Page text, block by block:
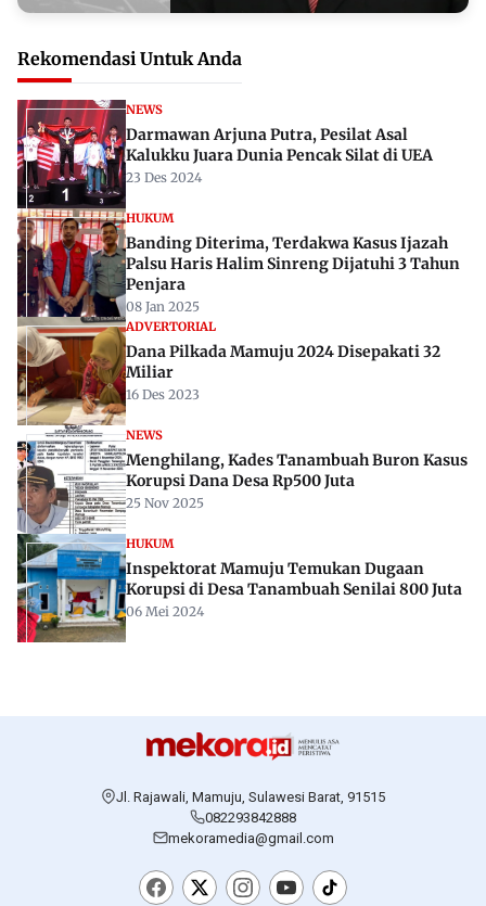
Rekomendasi Untuk Anda
NEWS
Darmawan Arjuna Putra, Pesilat Asal
Kalukku Juara Dunia Pencak Silat di UEA
23 Des 2024
HUKUM
Banding Diterima, Terdakwa Kasus Ijazah
Palsu Haris Halim Sinreng Dijatuhi 3 Tahun
Penjara
08 Jan 2025
ADVERTORIAL
Dana Pilkada Mamuju 2024 Disepakati 32
Miliar
16 Des 2023
NEWS
Menghilang, Kades Tanambuah Buron Kasus
Korupsi Dana Desa Rp500 Juta
25 Nov 2025
HUKUM
Inspektorat Mamuju Temukan Dugaan
Korupsi di Desa Tanambuah Senilai 800 Juta
06 Mei 2024
Jl. Rajawali, Mamuju, Sulawesi Barat, 91515
082293842888
mekoramedia@gmail.com